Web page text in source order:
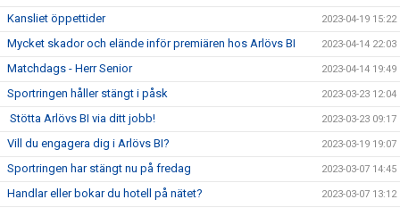
Kansliet öppettider 2023-04-19 15:22
Mycket skador och elände inför premiären hos Arlövs BI 2023-04-14 22:03
Matchdags - Herr Senior 2023-04-14 19:49
Sportringen håller stängt i påsk 2023-03-23 12:04
Stötta Arlövs BI via ditt jobb! 2023-03-23 09:17
Vill du engagera dig i Arlövs BI? 2023-03-19 19:07
Sportringen har stängt nu på fredag 2023-03-07 14:45
Handlar eller bokar du hotell på nätet? 2023-03-07 13:12